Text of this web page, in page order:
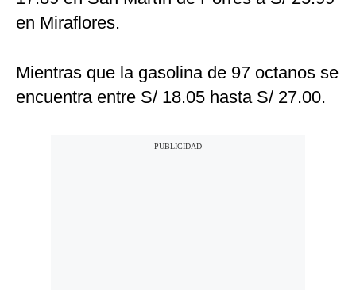
en Miraflores.
Mientras que la gasolina de 97 octanos se
encuentra entre S/ 18.05 hasta S/ 27.00.